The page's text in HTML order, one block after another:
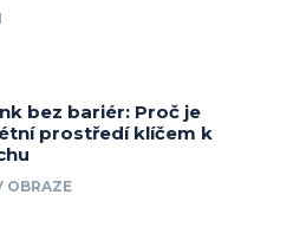
bez bariér: Proč je
prostředí klíčem k
OBRAZE